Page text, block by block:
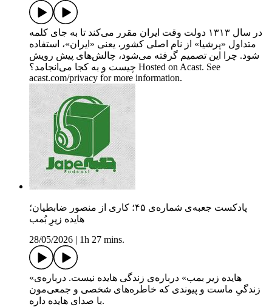
در سال ۱۳۱۳ دولت وقت ایران مقرر می‌کند تا به جای کلمه
متداول «پرشیا» از نام اصلی کشور، یعنی «ایران»، استفاده
شود. چرا این تصمیم گرفته می‌شود، چالش‌های پیش رویش
چیست و به کجا می‌انجامد؟ Hosted on Acast. See
acast.com/privacy for more information.
پادکست جعبه‌ی شماره‌ی ۴۵؛ کاری از منصور ضابطیان؛
هایده زیرِ بُمب
28/05/2026
1h 27 mins.
«هایده زیر بمب» درباره‌ی زندگی هایده نیست. درباره‌ی
زندگیِ ماست و پیوندی که خاطره‌های شخصی و جمعی‌مون
با صدای هایده داره.